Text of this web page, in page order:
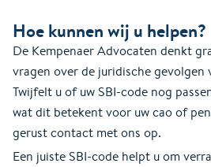
Hoe kunnen wij u helpen?
De Kempenaer Advocaten denkt
vragen over de juridische gevolgen
Twijfelt u of uw SBI-code nog
wat dit betekent voor uw cao of
gerust contact met ons op.
Een juiste SBI-code helpt u om